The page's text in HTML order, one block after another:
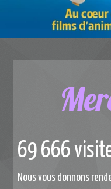
69 666
Nous vous donnons